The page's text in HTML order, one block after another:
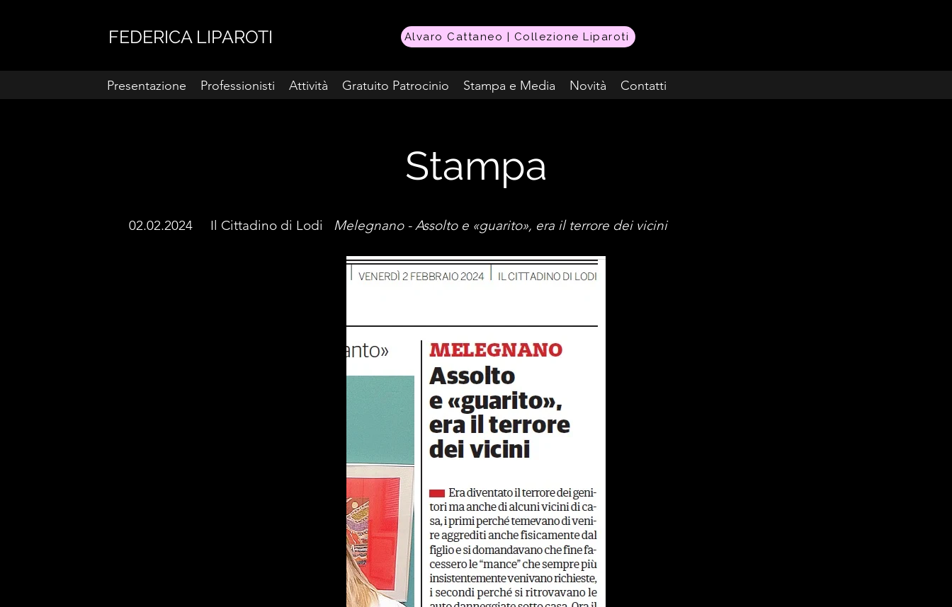
FEDERICA LIPAROTI Alvaro Cattaneo | Collezione Liparoti
Presentazione Professionisti Attività Gratuito Patrocinio Stampa e Media Novità Contatti
Stampa
02.02.2024 Il Cittadino di Lodi Melegnano - Assolto e «guarito», era il terrore dei vicini